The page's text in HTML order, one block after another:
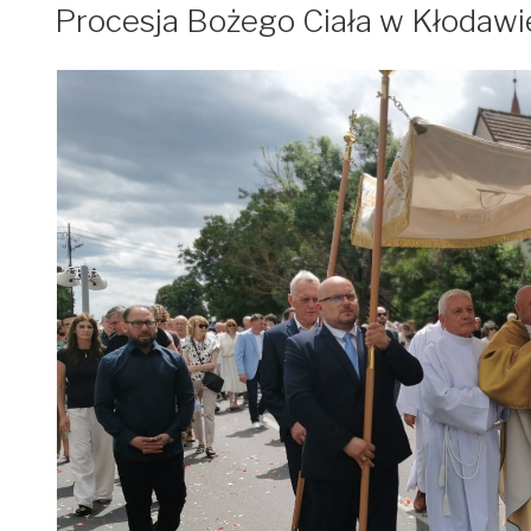
W
Procesja Bożego Ciała w